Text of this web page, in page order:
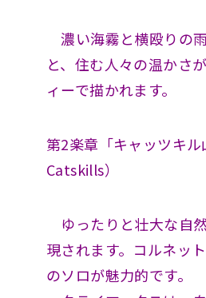
濃い海霧と横殴りの
と、住む人々の温かさ
ィーで描かれます。
第2楽章「キャッツキ
Catskills）
ゆったりと壮大な自
現されます。コルネッ
のソロが魅力的です。